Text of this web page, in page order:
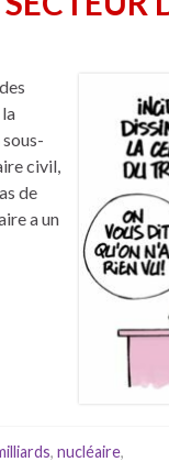
civil,
de
a un
, nucléaire,